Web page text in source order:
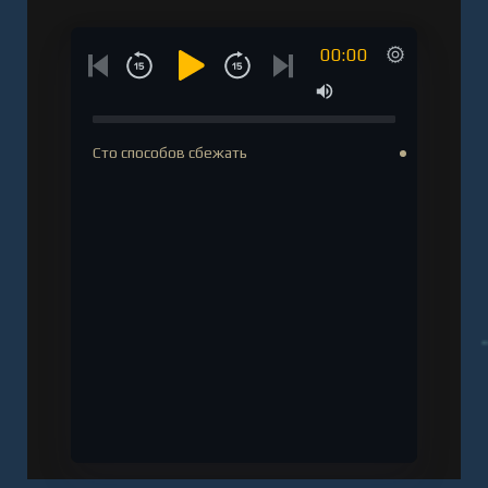
регистрации - полная версия
00:00
Сто способов сбежать